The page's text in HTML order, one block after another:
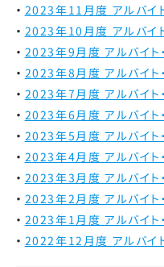
2023年11月度 アルバイ
2023年10月度 アルバイ
2023年9月度 アルバイト
2023年8月度 アルバイト
2023年7月度 アルバイト
2023年6月度 アルバイト
2023年5月度 アルバイト
2023年4月度 アルバイト
2023年3月度 アルバイト
2023年2月度 アルバイト
2023年1月度 アルバイト
2022年12月度 アルバイ